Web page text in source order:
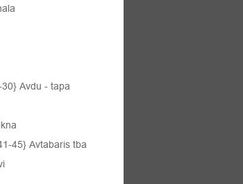
30} Avdu - tapa
45} Avtabaris tba